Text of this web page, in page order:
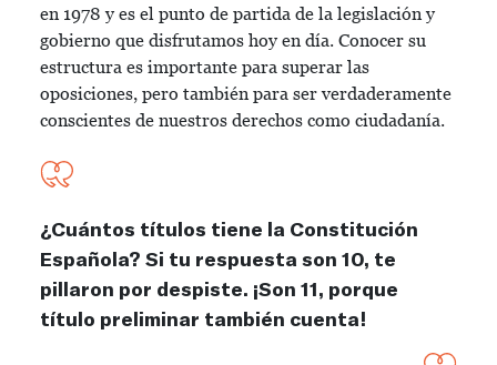
en 1978 y es el punto de partida de la legislación y
gobierno que disfrutamos hoy en día. Conocer su
estructura es importante para superar las
oposiciones, pero también para ser verdaderamente
conscientes de nuestros derechos como ciudadanía.
¿Cuántos títulos tiene la Constitución
Española? Si tu respuesta son 10, te
pillaron por despiste. ¡Son 11, porque
título preliminar también cuenta!